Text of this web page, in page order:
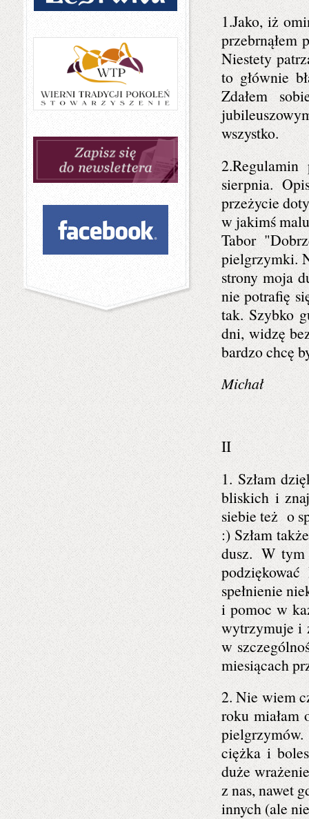
1.Jako, iż
przebrnąłem
Niestety
to głównie
Zdałem
wszystko.
sierpnia.
przeżycie
w jakimś
Tabor
pielgrzymki.
strony moja
nie potrafię
tak. Szybko
dni, widzę
bardzo chcę
Michał
II
1. Szłam
bliskich i
siebie też o
:) Szłam
dusz. W tym
spełnienie
i pomoc w
wytrzymuje i
w
miesiącach
2. Nie wiem
roku miałam
ciężka i
duże
z nas, nawet
innych (ale